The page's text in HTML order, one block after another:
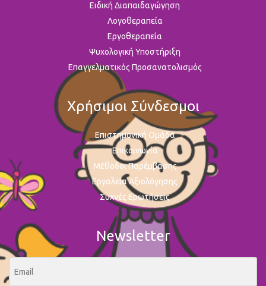
Ειδική Διαπαιδαγώγηση
Λογοθεραπεία
Εργοθεραπεία
Ψυχολογική Υποστήριξη
Επαγγελματικός Προσανατολισμός
Χρήσιμοι Σύνδεσμοι
Επιστημονική Ομάδα
Επικοινωνία
Μέθοδοι Παρέμβασης
Εργαλεία Αξιολόγησης
Συχνές Ερωτήσεις
Newsletter